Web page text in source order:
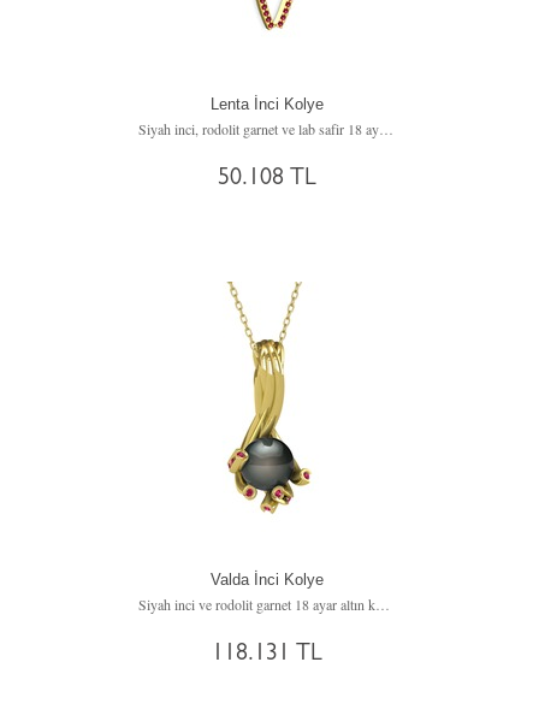
Lenta İnci Kolye
Siyah inci, rodolit garnet ve lab safir 18 ayar altın kolye (40 cm beyaz altın rolo zincir)
50.108 TL
Valda İnci Kolye
Siyah inci ve rodolit garnet 18 ayar altın kolye (40 cm gümüş rolo zincir)
118.131 TL